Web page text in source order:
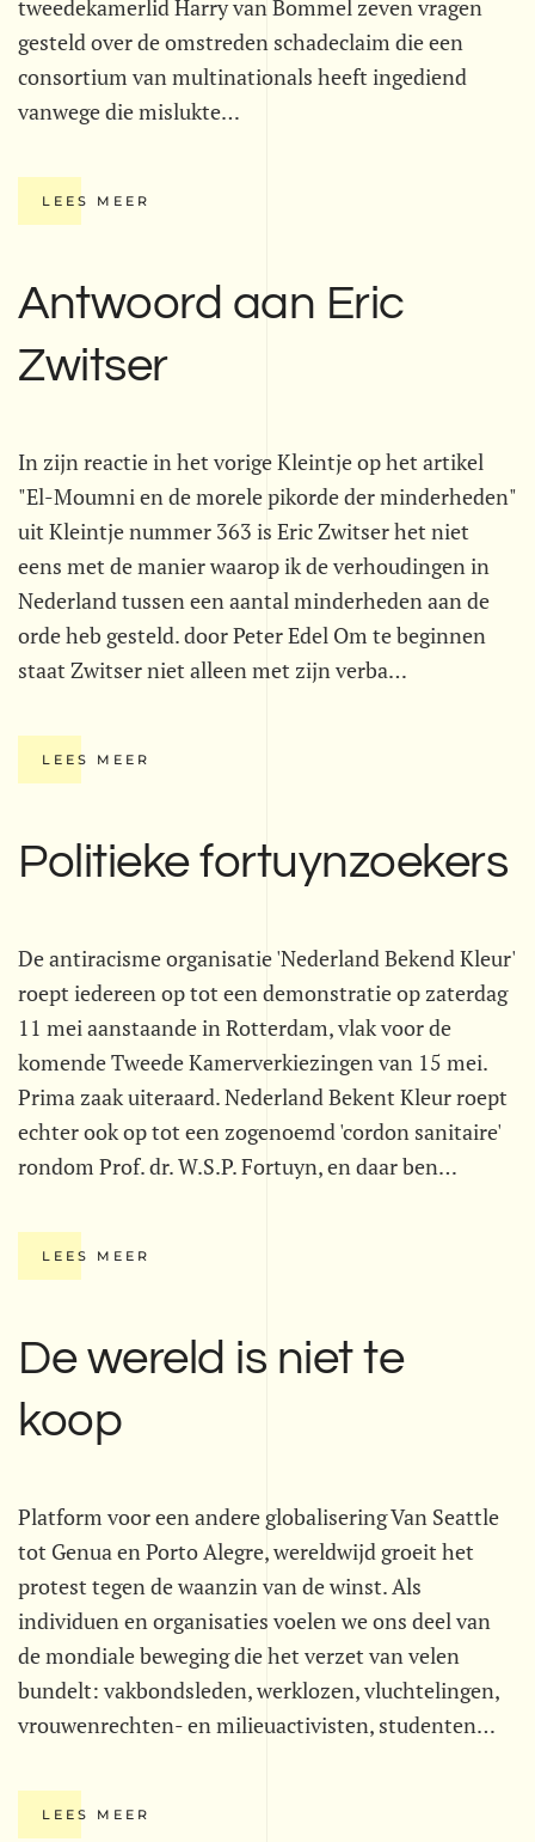
tweedekamerlid Harry van Bommel zeven vragen
gesteld over de omstreden schadeclaim die een
consortium van multinationals heeft ingediend
vanwege die mislukte…
LEES MEER
Antwoord aan Eric
Zwitser
In zijn reactie in het vorige Kleintje op het artikel
"El-Moumni en de morele pikorde der minderheden"
uit Kleintje nummer 363 is Eric Zwitser het niet
eens met de manier waarop ik de verhoudingen in
Nederland tussen een aantal minderheden aan de
orde heb gesteld. door Peter Edel Om te beginnen
staat Zwitser niet alleen met zijn verba…
LEES MEER
Politieke fortuynzoekers
De antiracisme organisatie 'Nederland Bekend Kleur'
roept iedereen op tot een demonstratie op zaterdag
11 mei aanstaande in Rotterdam, vlak voor de
komende Tweede Kamerverkiezingen van 15 mei.
Prima zaak uiteraard. Nederland Bekent Kleur roept
echter ook op tot een zogenoemd 'cordon sanitaire'
rondom Prof. dr. W.S.P. Fortuyn, en daar ben…
LEES MEER
De wereld is niet te
koop
Platform voor een andere globalisering Van Seattle
tot Genua en Porto Alegre, wereldwijd groeit het
protest tegen de waanzin van de winst. Als
individuen en organisaties voelen we ons deel van
de mondiale beweging die het verzet van velen
bundelt: vakbondsleden, werklozen, vluchtelingen,
vrouwenrechten- en milieuactivisten, studenten…
LEES MEER